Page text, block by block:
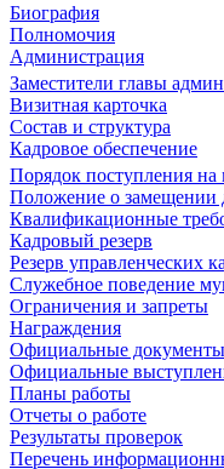
Биография
Полномочия
Администрация
Заместители главы
Визитная карточка
Состав и структура
Кадровое обеспечение
Порядок поступления
Положение о замещении
Квалификационные
Кадровый резерв
Резерв управленческих
Служебное поведение
Ограничения и запреты
Награждения
Официальные документы
Официальные
Планы работы
Отчеты о работе
Результаты проверок
Перечень